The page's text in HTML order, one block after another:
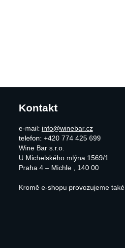
Kontakt
e-mail: info@winebar.cz
telefon: +420 774 425 699
Wine Bar s.r.o.
U Michelského mlýna 1569/1
Praha 4 – Michle
140 00
Kromě e-shopu provozujeme také